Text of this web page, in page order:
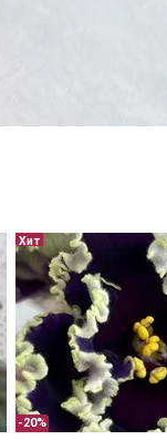
-20%
Хит